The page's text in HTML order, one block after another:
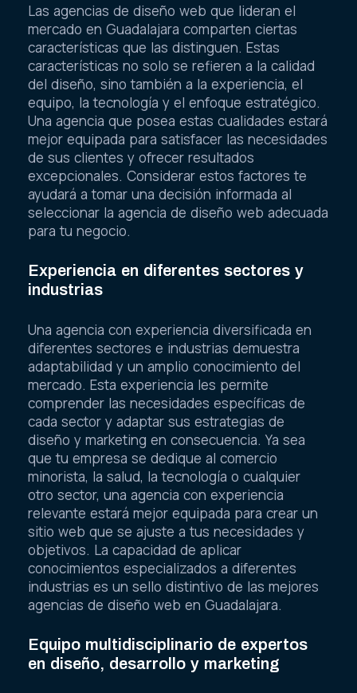
Las agencias de diseño web que lideran el
mercado en Guadalajara comparten ciertas
características que las distinguen. Estas
características no solo se refieren a la calidad
del diseño, sino también a la experiencia, el
equipo, la tecnología y el enfoque estratégico.
Una agencia que posea estas cualidades estará
mejor equipada para satisfacer las necesidades
de sus clientes y ofrecer resultados
excepcionales. Considerar estos factores te
ayudará a tomar una decisión informada al
seleccionar la agencia de diseño web adecuada
para tu negocio.
Experiencia en diferentes sectores y
industrias
Una agencia con experiencia diversificada en
diferentes sectores e industrias demuestra
adaptabilidad y un amplio conocimiento del
mercado. Esta experiencia les permite
comprender las necesidades específicas de
cada sector y adaptar sus estrategias de
diseño y marketing en consecuencia. Ya sea
que tu empresa se dedique al comercio
minorista, la salud, la tecnología o cualquier
otro sector, una agencia con experiencia
relevante estará mejor equipada para crear un
sitio web que se ajuste a tus necesidades y
objetivos. La capacidad de aplicar
conocimientos especializados a diferentes
industrias es un sello distintivo de las mejores
agencias de diseño web en Guadalajara.
Equipo multidisciplinario de expertos
en diseño, desarrollo y marketing